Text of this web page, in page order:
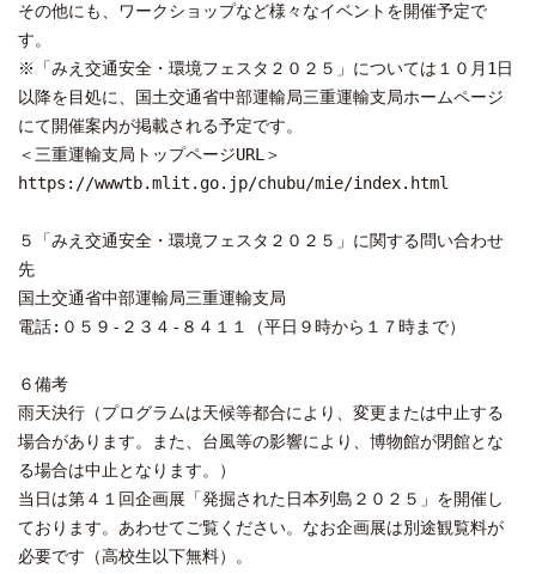
その他にも、ワークショップなど様々なイベントを開催予定で
す。
※「みえ交通安全・環境フェスタ２０２５」については１０月1日
以降を目処に、国土交通省中部運輸局三重運輸支局ホームページ
にて開催案内が掲載される予定です。
＜三重運輸支局トップページURL＞
https://wwwtb.mlit.go.jp/chubu/mie/index.html
５「みえ交通安全・環境フェスタ２０２５」に関する問い合わせ
先
国土交通省中部運輸局三重運輸支局
電話:０５９-２３４-８４１１（平日９時から１７時まで）
６備考
雨天決行（プログラムは天候等都合により、変更または中止する
場合があります。また、台風等の影響により、博物館が閉館とな
る場合は中止となります。）
当日は第４１回企画展「発掘された日本列島２０２５」を開催し
ております。あわせてご覧ください。なお企画展は別途観覧料が
必要です（高校生以下無料）。